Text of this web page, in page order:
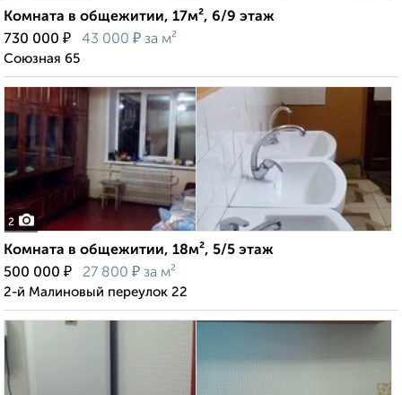
Комната в общежитии, 17м², 6/9 этаж
730 000 ₽ 43 000 ₽ за м²
Союзная 65
2
Комната в общежитии, 18м², 5/5 этаж
500 000 ₽ 27 800 ₽ за м²
2-й Малиновый переулок 22